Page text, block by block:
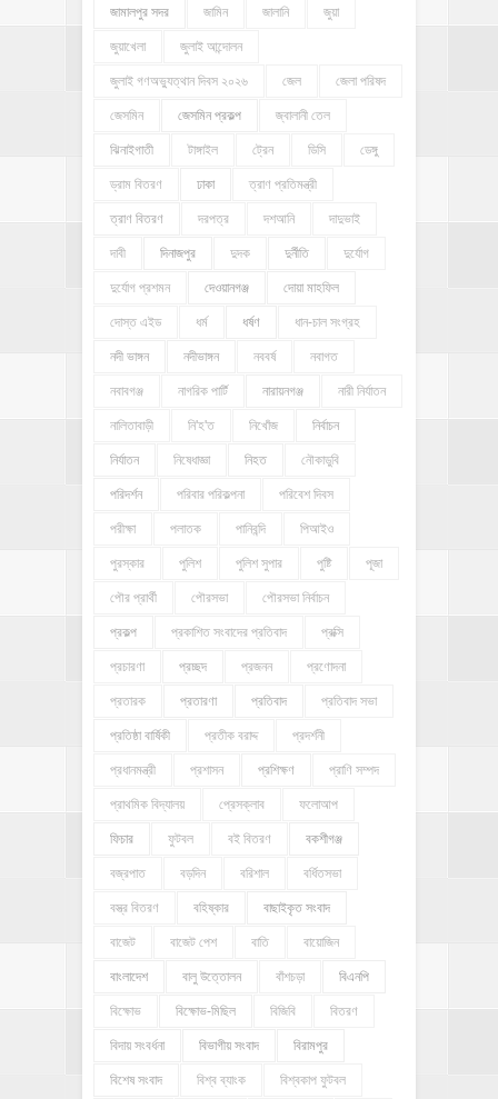
জামালপুর সদর জামিন জালানি জুয়া
জুয়াখেলা জুলাই আন্দোলন
জুলাই গণঅভ্যুত্থান দিবস ২০২৬ জেল জেলা পরিষদ
জেসমিন জেসমিন প্রকল্প জ্বালানী তেল
ঝিনাইগাতী টাঙ্গাইল ট্রেন ডিসি ডেঙ্গু
ড্রাম বিতরণ ঢাকা ত্রাণ প্রতিমন্ত্রী
ত্রাণ বিতরণ দরপত্র দশআনি দাদুভাই
দাবী দিনাজপুর দুদক দুর্নীতি দুর্যোগ
দুর্যোগ প্রশমন দেওয়ানগঞ্জ দোয়া মাহফিল
দোস্ত এইড ধর্ম ধর্ষণ ধান-চাল সংগ্রহ
নদী ভাঙ্গন নদীভাঙ্গন নববর্ষ নবাগত
নবাবগঞ্জ নাগরিক পার্টি নারায়নগঞ্জ নারী নির্যাতন
নালিতাবাড়ী নি'হ'ত নিখোঁজ নির্বাচন
নির্যাতন নিষেধাজ্ঞা নিহত নৌকাডুবি
পরিদর্শন পরিবার পরিকল্পনা পরিবেশ দিবস
পরীক্ষা পলাতক পানিবন্দি পিআইও
পুরস্কার পুলিশ পুলিশ সুপার পুষ্টি পূজা
পৌর প্রার্থী পৌরসভা পৌরসভা নির্বাচন
প্রকল্প প্রকাশিত সংবাদের প্রতিবাদ প্রক্সি
প্রচারণা প্রচ্ছদ প্রজনন প্রণোদনা
প্রতারক প্রতারণা প্রতিবাদ প্রতিবাদ সভা
প্রতিষ্ঠা বার্ষিকী প্রতীক বরাদ্দ প্রদর্শনী
প্রধানমন্ত্রী প্রশাসন প্রশিক্ষণ প্রাণি সম্পদ
প্রাথমিক বিদ্যালয় প্রেসক্লাব ফলোআপ
ফিচার ফুটবল বই বিতরণ বকশীগঞ্জ
বজ্রপাত বড়দিন বরিশাল বর্ধিতসভা
বস্ত্র বিতরণ বহিষ্কার বাছাইকৃত সংবাদ
বাজেট বাজেট পেশ বাতি বায়োজিন
বাংলাদেশ বালু উত্তোলন বাঁশচড়া বিএনপি
বিক্ষোভ বিক্ষোভ-মিছিল বিজিবি বিতরণ
বিদায় সংবর্ধনা বিভাগীয় সংবাদ বিরামপুর
বিশেষ সংবাদ বিশ্ব ব্যাংক বিশ্বকাপ ফুটবল